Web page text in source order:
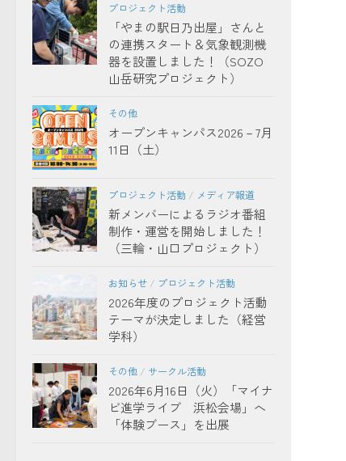
プロジェクト活動
「やまの駅日乃出屋」さんと
の連携スタート＆気象観測機
器を設置しました！（SOZO
山岳研究プロジェクト）
その他
オープンキャンパス2026－7月
11日（土）
プロジェクト活動 / メディア報道
新メンバーによるラジオ番組
制作・運営を開始しました！
（三輪・山口プロジェクト）
お知らせ / プロジェクト活動
2026年度のプロジェクト活動
テーマが決定しました（経営
学科）
その他 / サークル活動
2026年6月16日（火）「マイナ
ビ進学ライブ 浜松会場」へ
「体験ブース」を出展